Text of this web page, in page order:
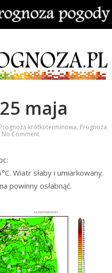
maja
Prognoza krótkoterminowa, Prognoza
No Comment
Wiatr słaby i umiarkowany.
powinny osłabnąć.